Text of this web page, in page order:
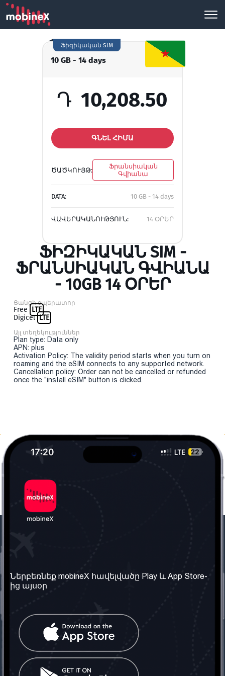
10 GB - 14 days
Ֆիզիկական SIM
Դ 10,208.50
ԳՆԵԼ ՀԻՄԱ
ԾԱԾԿՈՒՅԹ:
Ֆրանսիական
Գվիանա
DATA: 10 GB - 14 days
ՎԱՎԵՐԱԿԱՆՈՒԹՅՈՒՆ: 14 ՕՐԵՐ
ՖԻԶԻԿԱԿԱՆ SIM -
ՖՐԱՆՍԻԱԿԱՆ ԳՎԻԱՆԱ
- 10GB 14 ՕՐԵՐ
Ցանցի օպերատոր
Free LTE
Digicel LTE
Այլ տեղեկություններ
Plan type: Data only
APN: plus
Activation Policy: The validity period starts when you turn on
roaming and the eSIM connects to any supported network.
Cancellation policy: Order can not be cancelled or refunded
once the "install eSIM" button is clicked.
Մեր մասին
Մեր ծառայությունները
Պայմաններ և դրույթներ
Հաճախ տրվող հարցեր
Կապ մեզ հետ
Միացյալ
Թագավորություն: Մենք
Տարածել
սոցիալական
ցանցում
Ներբեռնեք mobineX հավելվածը Play և App Store-
ից այսօր